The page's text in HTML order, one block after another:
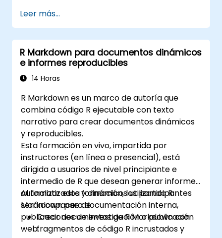
avanzadas de análisis estadístico para la
toma de decisiones basada en datos.
Liderar proyectos Six Sigma de gran
escala y gestionar eficazmente los
equipos de proyecto.
Implementar mejoras significativas en los
y estrategias organizacionales.
Leer más...
R Markdown para documentos dinámicos
e informes reproducibles
14 Horas
R Markdown es un marco de autoría que
combina código R ejecutable con texto
narrativo para crear documentos dinámicos
y reproducibles.
Esta formación en vivo, impartida por
instructores (en línea o presencial), está
dirigida a usuarios de nivel principiante e
intermedio de R que desean generar informes
automatizados y dinámicos utilizando R
Markdown para documentación interna,
publicaciones de investigación o publicación
web.
Al finalizar esta formación, los participantes
serán capaces de:
Crear documentos de R Markdown con
fragmentos de código R incrustados y